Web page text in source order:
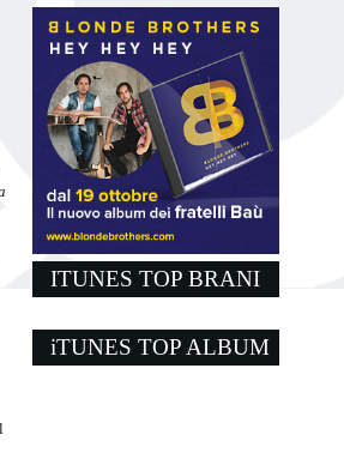
ITUNES TOP BRANI
iTUNES TOP ALBUM